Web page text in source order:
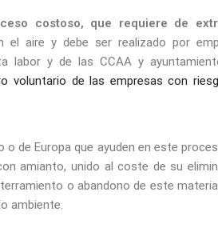
costoso, que requiere de
el aire y debe ser realizado por
labor y de las CCAA y
voluntario de las empresas con
de Europa que ayuden en este
amianto, unido al coste de su
o abandono de este
ambiente.